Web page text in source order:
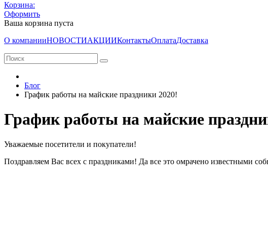
Корзина:
Оформить
Ваша корзина пуста
О компанииНОВОСТИАКЦИИКонтактыОплатаДоставка
Блог
График работы на майские праздники 2020!
График работы на майские
Уважаемые посетители и покупатели!
Поздравляем Вас всех с праздниками! Да все это омрачено известными